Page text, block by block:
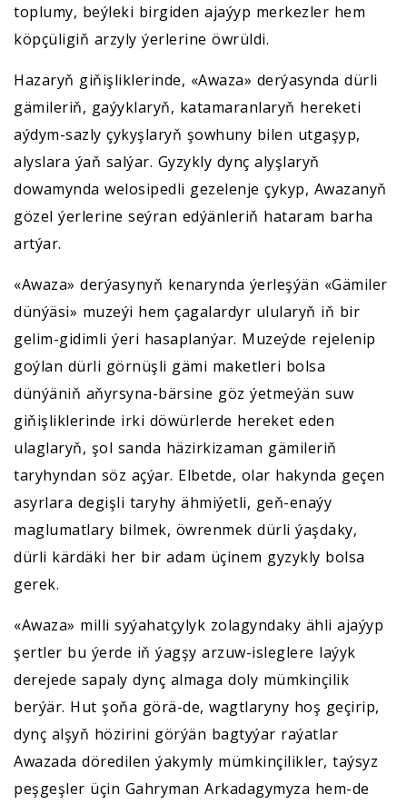
toplumy, beýleki birgiden ajaýyp merkezler hem
köpçüligiň arzyly ýerlerine öwrüldi.
Hazaryň giňişliklerinde, «Awaza» derýasynda dürli
gämileriň, gaýyklaryň, katamaranlaryň hereketi
aýdym-sazly çykyşlaryň şowhuny bilen utgaşyp,
alyslara ýaň salýar. Gyzykly dynç alyşlaryň
dowamynda welosipedli gezelenje çykyp, Awazanyň
gözel ýerlerine seýran edýänleriň hataram barha
artýar.
«Awaza» derýasynyň kenarynda ýerleşýän «Gämiler
dünýäsi» muzeýi hem çagalardyr ulularyň iň bir
gelim-gidimli ýeri hasaplanýar. Muzeýde rejelenip
goýlan dürli görnüşli gämi maketleri bolsa
dünýäniň aňyrsyna-bärsine göz ýetmeýän suw
giňişliklerinde irki döwürlerde hereket eden
ulaglaryň, şol sanda häzirkizaman gämileriň
taryhyndan söz açýar. Elbetde, olar hakynda geçen
asyrlara degişli taryhy ähmiýetli, geň-enaýy
maglumatlary bilmek, öwrenmek dürli ýaşdaky,
dürli kärdäki her bir adam üçinem gyzykly bolsa
gerek.
«Awaza» milli syýahatçylyk zolagyndaky ähli ajaýyp
şertler bu ýerde iň ýagşy arzuw-isleglere laýyk
derejede sapaly dynç almaga doly mümkinçilik
berýär. Hut şoňa görä-de, wagtlaryny hoş geçirip,
dynç alşyň hözirini görýän bagtyýar raýatlar
Awazada döredilen ýakymly mümkinçilikler, taýsyz
peşgeşler üçin Gahryman Arkadagymyza hem-de